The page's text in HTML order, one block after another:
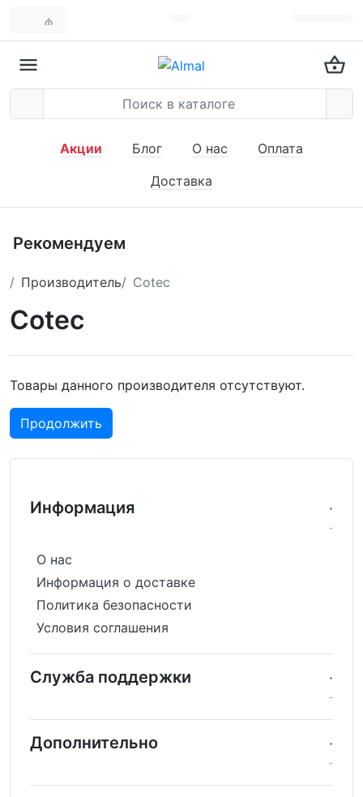
₼
Акции Блог О нас
Оплата
Доставка
Рекомендуем
Производитель Сotec
Сotec
Товары данного производителя отсутствуют.
Продолжить
Информация
О нас
Информация о доставке
Политика безопасности
Условия соглашения
Служба поддержки
Дополнительно